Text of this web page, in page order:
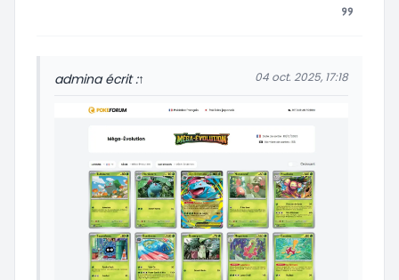
admina écrit :↑ 04 oct. 2025, 17:18